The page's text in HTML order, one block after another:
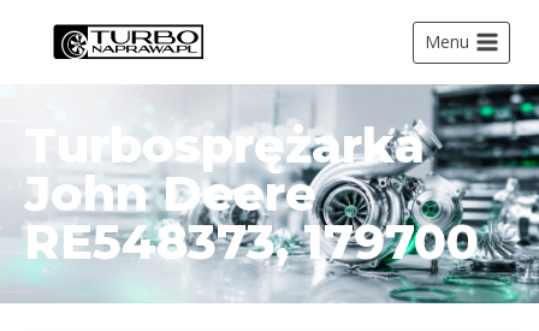
Menu
Turbosprężarka
John Deere
RE548373, 179700